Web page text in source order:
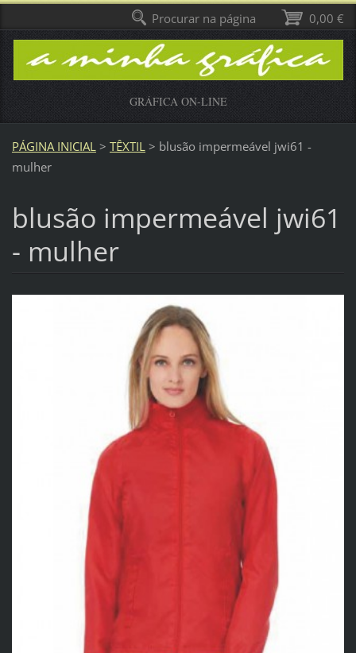
GRÁFICA ON-LINE
PÁGINA INICIAL > TÊXTIL > blusão impermeável jwi61 -
mulher
blusão impermeável jwi61
- mulher
0,00 €
Procurar na página